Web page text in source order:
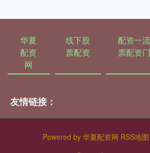
华夏
配资
网
线下股
票配资
配资一
票配资
友情链接：
Powered by 华夏配资网 RSS地图